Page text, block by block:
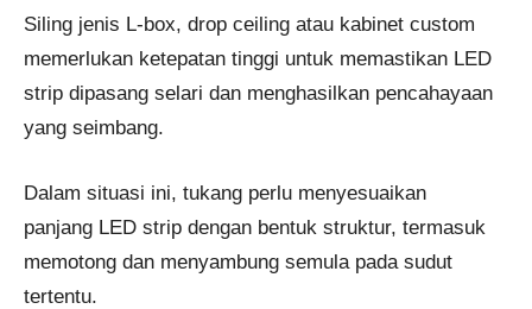
Siling jenis L-box, drop ceiling atau kabinet custom
memerlukan ketepatan tinggi untuk memastikan LED
strip dipasang selari dan menghasilkan pencahayaan
yang seimbang.
Dalam situasi ini, tukang perlu menyesuaikan
panjang LED strip dengan bentuk struktur, termasuk
memotong dan menyambung semula pada sudut
tertentu.